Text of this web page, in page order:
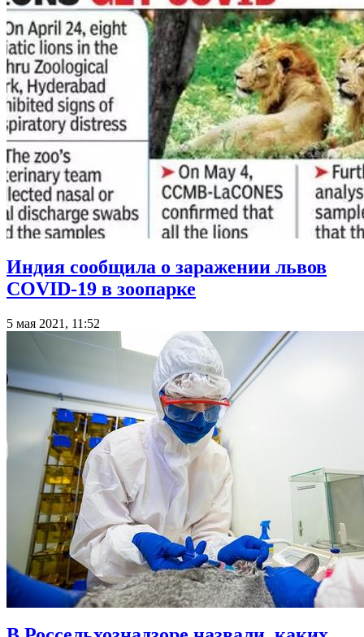
Индия сообщила о заражении львов
COVID-19 в зоопарке
5 мая 2021, 11:52